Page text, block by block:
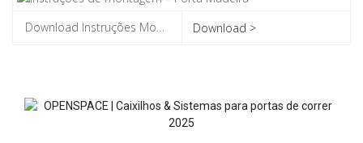
Download >